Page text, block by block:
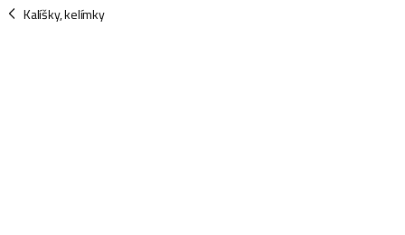
Kalíšky, kelímky
/